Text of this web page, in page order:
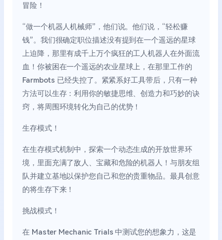
冒险！
“做一个机器人机械师”，他们说。他们说，“轻松赚
钱”。我们很确定职位描述没有提到在一个遥远的星球
上迫降，那里有成千上万个疯狂的工人机器人在外面流
血！你被困在一个遥远的农业星球上，在那里工作的
Farmbots 已经失控了。紧紧系好工具带后，只有一种
方法可以生存：利用你的敏捷思维、创造力和巧妙的诀
窍，将周围环境转化为自己的优势！
生存模式！
在生存模式机制中，探索一个动态生成的开放世界环
境，里面充满了敌人、宝藏和危险的机器人！与朋友组
队并建立基地以保护您自己和您的贵重物品。最具创意
的将生存下来！
挑战模式！
在 Master Mechanic Trials 中测试您的想象力，这是